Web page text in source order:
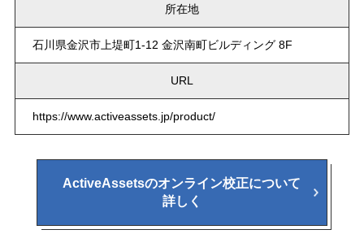
所在地
石川県金沢市上堤町1-12 金沢南町ビルディング 8F
URL
https://www.activeassets.jp/product/
ActiveAssetsのオンライン校正について
詳しく